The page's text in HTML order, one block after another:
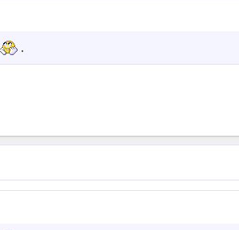
.